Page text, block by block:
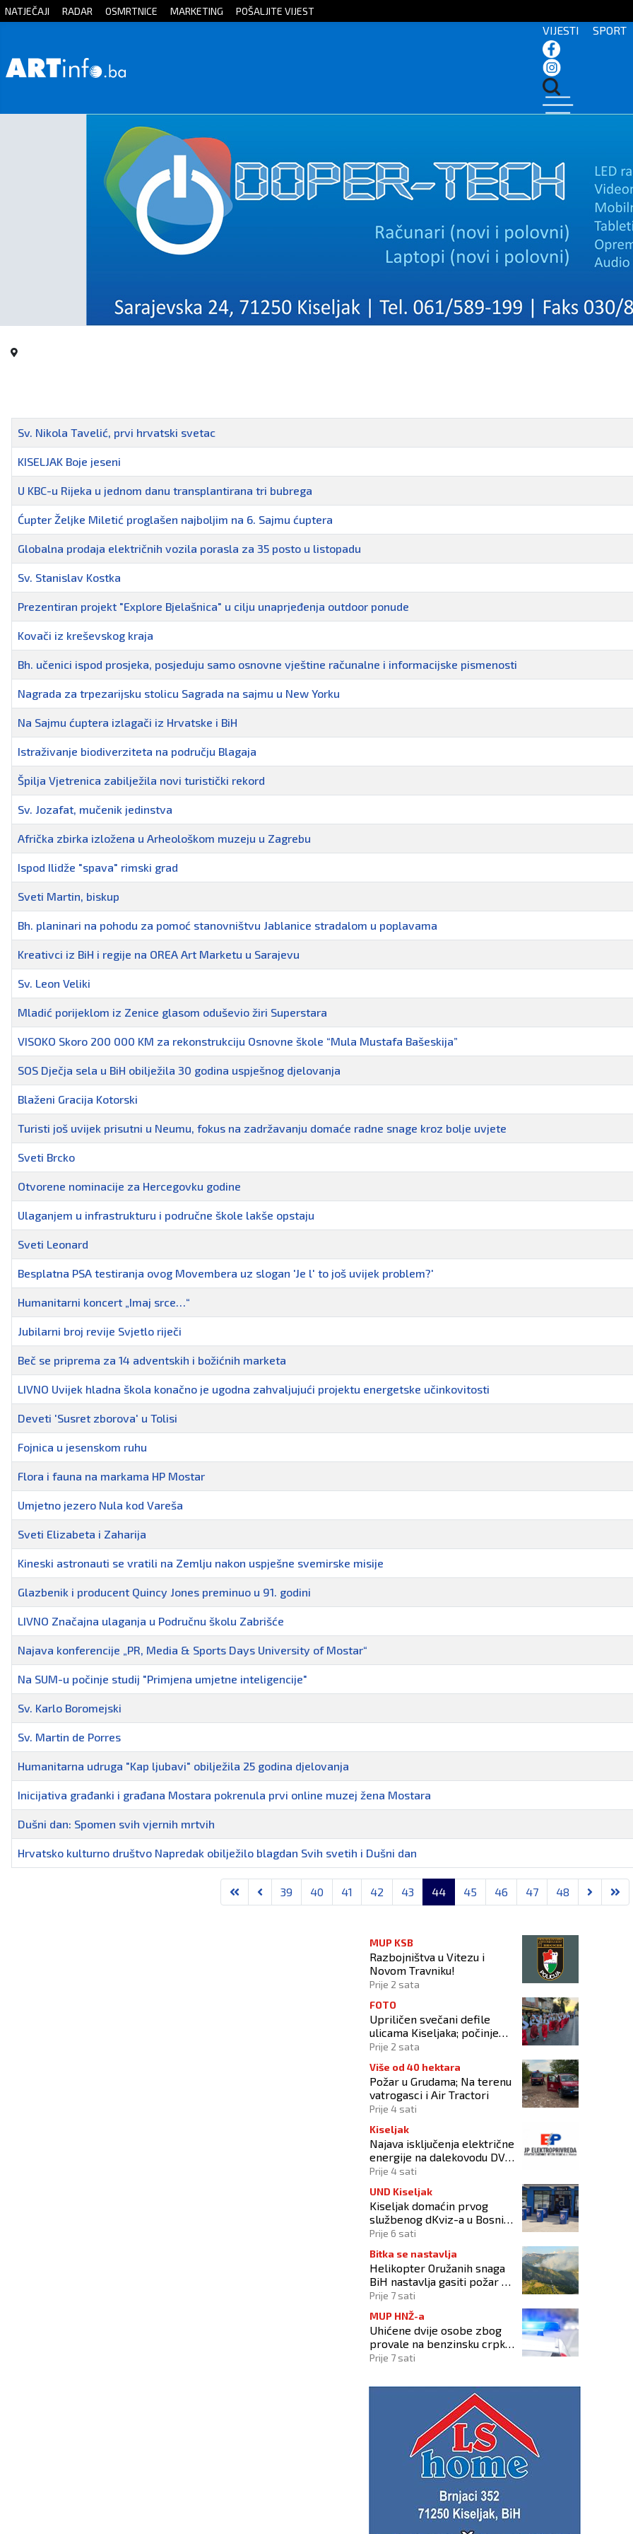
Početna
Zanimljivosti
NATJEČAJI RADAR OSMRTNICE MARKETING POŠALJITE VIJEST
VIJESTI SPORT
Naziv
Sv. Nikola Tavelić, prvi hrvatski svetac
KISELJAK Boje jeseni
U KBC-u Rijeka u jednom danu transplantirana tri bubrega
Ćupter Željke Miletić proglašen najboljim na 6. Sajmu ćuptera
Globalna prodaja električnih vozila porasla za 35 posto u listopadu
Sv. Stanislav Kostka
Prezentiran projekt "Explore Bjelašnica" u cilju unaprjeđenja outdoor ponude
Kovači iz kreševskog kraja
Bh. učenici ispod prosjeka, posjeduju samo osnovne vještine računalne i informacijske pismenosti
Nagrada za trpezarijsku stolicu Sagrada na sajmu u New Yorku
Na Sajmu ćuptera izlagači iz Hrvatske i BiH
Istraživanje biodiverziteta na području Blagaja
Špilja Vjetrenica zabilježila novi turistički rekord
Sv. Jozafat, mučenik jedinstva
Afrička zbirka izložena u Arheološkom muzeju u Zagrebu
Ispod Ilidže "spava" rimski grad
Sveti Martin, biskup
Bh. planinari na pohodu za pomoć stanovništvu Jablanice stradalom u poplavama
Kreativci iz BiH i regije na OREA Art Marketu u Sarajevu
Sv. Leon Veliki
Mladić porijeklom iz Zenice glasom oduševio žiri Superstara
VISOKO Skoro 200 000 KM za rekonstrukciju Osnovne škole “Mula Mustafa Bašeskija”
SOS Dječja sela u BiH obilježila 30 godina uspješnog djelovanja
Blaženi Gracija Kotorski
Turisti još uvijek prisutni u Neumu, fokus na zadržavanju domaće radne snage kroz bolje uvjete
Sveti Brcko
Otvorene nominacije za Hercegovku godine
Ulaganjem u infrastrukturu i područne škole lakše opstaju
Sveti Leonard
Besplatna PSA testiranja ovog Movembera uz slogan 'Je l' to još uvijek problem?'
Humanitarni koncert „Imaj srce…“
Jubilarni broj revije Svjetlo riječi
Beč se priprema za 14 adventskih i božićnih marketa
LIVNO Uvijek hladna škola konačno je ugodna zahvaljujući projektu energetske učinkovitosti
Deveti 'Susret zborova' u Tolisi
Fojnica u jesenskom ruhu
Flora i fauna na markama HP Mostar
Umjetno jezero Nula kod Vareša
Sveti Elizabeta i Zaharija
Kineski astronauti se vratili na Zemlju nakon uspješne svemirske misije
Glazbenik i producent Quincy Jones preminuo u 91. godini
LIVNO Značajna ulaganja u Područnu školu Zabrišće
Najava konferencije „PR, Media & Sports Days University of Mostar“
Na SUM-u počinje studij "Primjena umjetne inteligencije"
Sv. Karlo Boromejski
Sv. Martin de Porres
Humanitarna udruga "Kap ljubavi" obilježila 25 godina djelovanja
Inicijativa građanki i građana Mostara pokrenula prvi online muzej žena Mostara
Dušni dan: Spomen svih vjernih mrtvih
Hrvatsko kulturno društvo Napredak obilježilo blagdan Svih svetih i Dušni dan
39 40 41 42 43 44 45 46 47 48
MUP KSB
Razbojništva u Vitezu i
Novom Travniku!
Prije 2 sata
FOTO
Upriličen svečani defile
ulicama Kiseljaka; počinje
smotra folklora!
Prije 2 sata
Više od 40 hektara
Požar u Grudama; Na terenu
vatrogasci i Air Tractori
Prije 4 sati
Kiseljak
Najava isključenja električne
energije na dalekovodu DV
10 kV „DALMACIJA“
Prije 4 sati
UND Kiseljak
Kiseljak domaćin prvog
službenog dKviz-a u Bosni i
Hercegovini
Prije 6 sati
Bitka se nastavlja
Helikopter Oružanih snaga
BiH nastavlja gasiti požar na
području Konjica
Prije 7 sati
MUP HNŽ-a
Uhićene dvije osobe zbog
provale na benzinsku crpku
u Konjicu
Prije 7 sati